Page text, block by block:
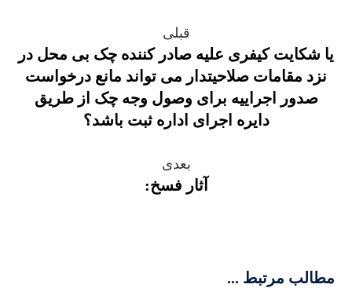
قبلی
یا شکایت کیفری علیه صادر کننده چک بی محل در
نزد مقامات صلاحیتدار می تواند مانع درخواست
صدور اجراییه برای وصول وجه چک از طریق
دایره اجرای اداره ثبت باشد؟
بعدی
آثار فسخ:
مطالب مرتبط ...